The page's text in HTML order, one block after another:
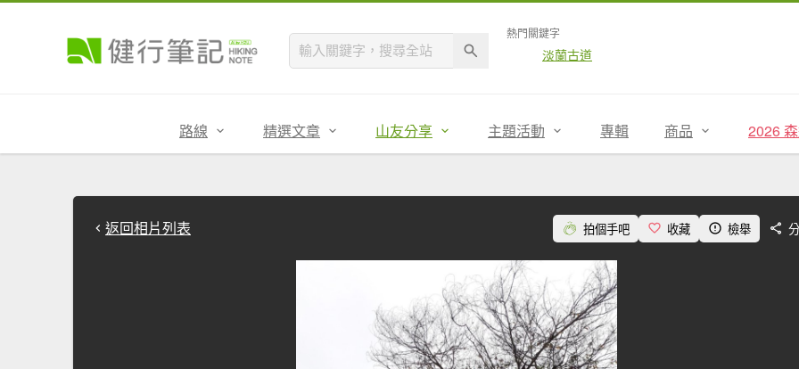
熱門關鍵字
淡蘭古道
路線 精選文章 山友分享 主題活動 專輯 商品 2026
返回相片列表 拍個手吧 收藏 檢舉